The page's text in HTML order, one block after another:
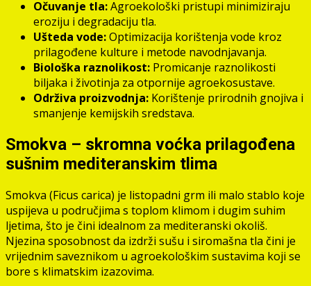
Očuvanje tla:Agroekološki pristupi minimiziraju
eroziju i degradaciju tla.
Ušteda vode:Optimizacija korištenja vode kroz
prilagođene kulture i metode navodnjavanja.
Biološka raznolikost: Promicanje raznolikosti
biljaka i životinja za otpornije agroekosustave.
Održiva proizvodnja: Korištenje prirodnih gnojiva i
smanjenje kemijskih sredstava.
Smokva – skromna voćka prilagođena
sušnim mediteranskim tlima
Smokva (Ficus carica) je listopadni grm ili malo stablo koje
uspijeva u područjima s toplom klimom i dugim suhim
ljetima, što je čini idealnom za mediteranski okoliš.
Njezina sposobnost da izdrži sušu i siromašna tla čini je
vrijednim saveznikom u agroekološkim sustavima koji se
bore s klimatskim izazovima.